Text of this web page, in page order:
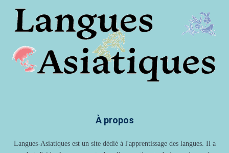
À propos
Langues-Asiatiques est un site dédié à l'apprentissage des langues. Il a